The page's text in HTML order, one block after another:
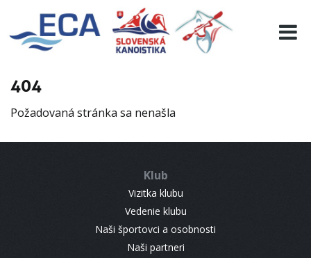
404
Požadovaná stránka sa nenašla
Klub
Vizitka klubu
Vedenie klubu
Naši športovci a osobnosti
Naši partneri
EURO 19
INFO
RESULTS
CONTACT